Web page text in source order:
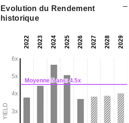
3,52 Md
2,81 Md
2,6 Md
Evolution du Rendement
historique